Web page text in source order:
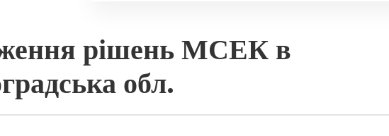
рішень МСЕК в
обл.